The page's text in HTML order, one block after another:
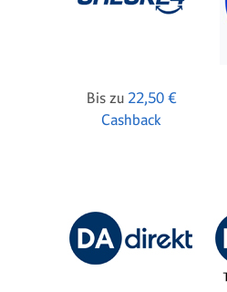
Bis zu 22,50 €
Cashback